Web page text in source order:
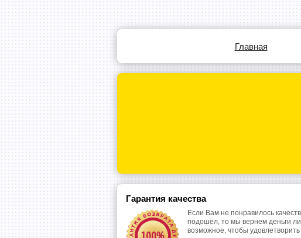
Главная
Гарантия качества
Если Вам не понравилось
подошел, то мы вернем деньги
возможное, чтобы